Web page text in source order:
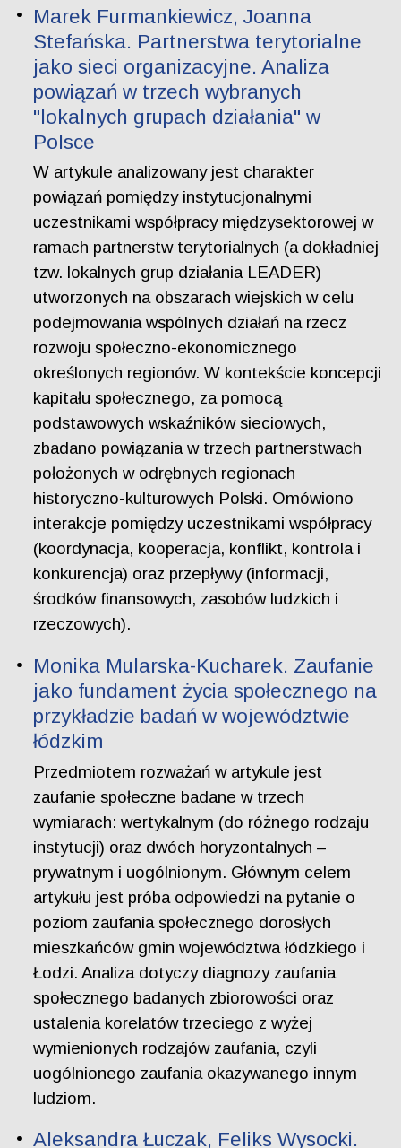
Marek Furmankiewicz, Joanna
Stefańska. Partnerstwa terytorialne
jako sieci organizacyjne. Analiza
powiązań w trzech wybranych
"lokalnych grupach działania" w
Polsce
W artykule analizowany jest charakter
powiązań pomiędzy instytucjonalnymi
uczestnikami współpracy międzysektorowej w
ramach partnerstw terytorialnych (a dokładniej
tzw. lokalnych grup działania LEADER)
utworzonych na obszarach wiejskich w celu
podejmowania wspólnych działań na rzecz
rozwoju społeczno-ekonomicznego
określonych regionów. W kontekście koncepcji
kapitału społecznego, za pomocą
podstawowych wskaźników sieciowych,
zbadano powiązania w trzech partnerstwach
położonych w odrębnych regionach
historyczno-kulturowych Polski. Omówiono
interakcje pomiędzy uczestnikami współpracy
(koordynacja, kooperacja, konflikt, kontrola i
konkurencja) oraz przepływy (informacji,
środków finansowych, zasobów ludzkich i
rzeczowych).
Monika Mularska-Kucharek. Zaufanie
jako fundament życia społecznego na
przykładzie badań w województwie
łódzkim
Przedmiotem rozważań w artykule jest
zaufanie społeczne badane w trzech
wymiarach: wertykalnym (do różnego rodzaju
instytucji) oraz dwóch horyzontalnych –
prywatnym i uogólnionym. Głównym celem
artykułu jest próba odpowiedzi na pytanie o
poziom zaufania społecznego dorosłych
mieszkańców gmin województwa łódzkiego i
Łodzi. Analiza dotyczy diagnozy zaufania
społecznego badanych zbiorowości oraz
ustalenia korelatów trzeciego z wyżej
wymienionych rodzajów zaufania, czyli
uogólnionego zaufania okazywanego innym
ludziom.
Aleksandra Łuczak, Feliks Wysocki.